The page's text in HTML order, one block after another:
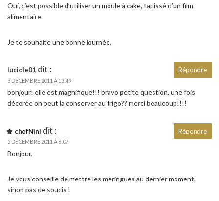
Oui, c’est possible d’utiliser un moule à cake, tapissé d’un film
alimentaire.
Je te souhaite une bonne journée.
luciole01 dit :
3 DÉCEMBRE 2011 À 13:49
bonjour! elle est magnifique!!! bravo petite question, une fois
décorée on peut la conserver au frigo?? merci beaucoup!!!!
Répondre
chefNini dit :
5 DÉCEMBRE 2011 À 8:07
Bonjour,
Je vous conseille de mettre les meringues au dernier moment,
sinon pas de soucis !
Répondre